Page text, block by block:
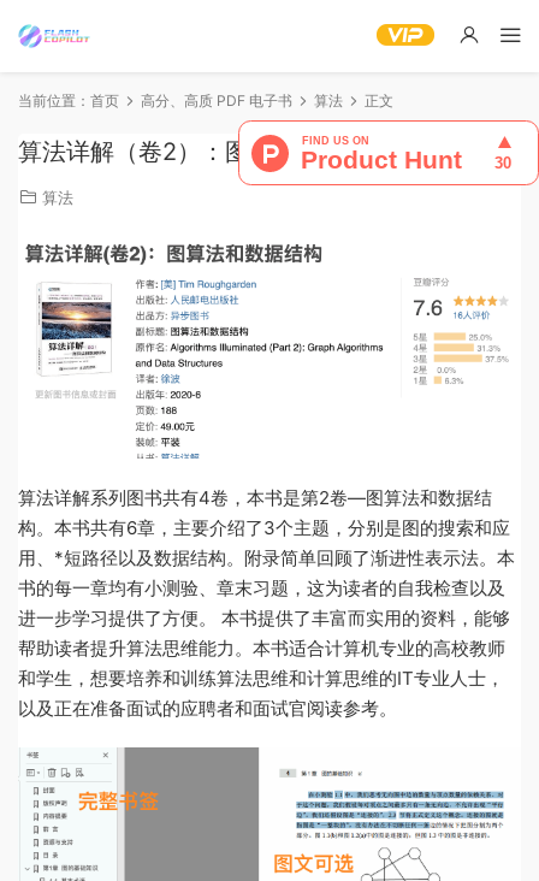
当前位置： 首页 高分、高质 PDF 电子书 算法 正文
算法详解（卷2）：图算法和数据结构
算法
算法详解系列图书共有4卷，本书是第2卷—图算法和数据结
构。本书共有6章，主要介绍了3个主题，分别是图的搜索和应
用、*短路径以及数据结构。附录简单回顾了渐进性表示法。本
书的每一章均有小测验、章末习题，这为读者的自我检查以及
进一步学习提供了方便。 本书提供了丰富而实用的资料，能够
帮助读者提升算法思维能力。本书适合计算机专业的高校教师
和学生，想要培养和训练算法思维和计算思维的IT专业人士，
以及正在准备面试的应聘者和面试官阅读参考。